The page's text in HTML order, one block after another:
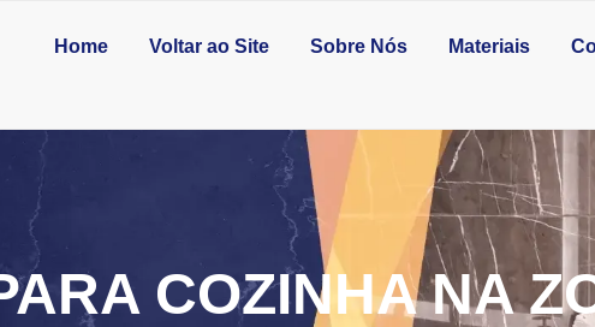
Home Voltar ao Site Sobre Nós Materiais
COZINHA NA